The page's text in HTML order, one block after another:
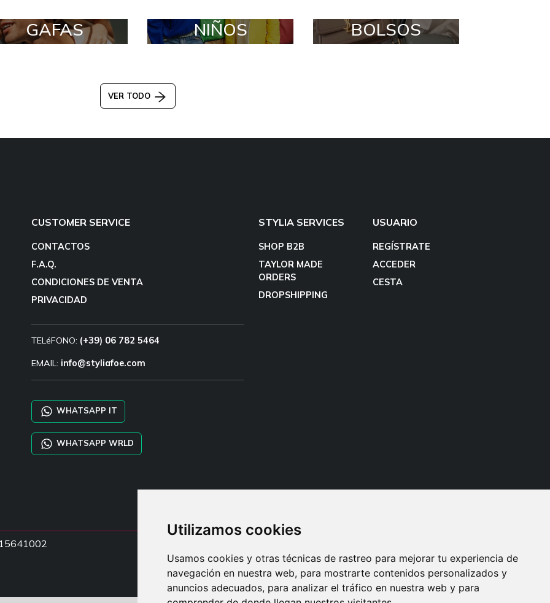
Utilizamos cookies
Usamos cookies y otras técnicas de rastreo para mejorar tu experiencia de
navegación en nuestra web, para mostrarte contenidos personalizados y
anuncios adecuados, para analizar el tráfico en nuestra web y para
GAFAS NIÑOS BOLSOS
VER TODO
CUSTOMER SERVICE
CONTACTOS
F.A.Q.
CONDICIONES DE VENTA
PRIVACIDAD
TELéFONO: (+39) 06 782 5464
EMAIL: info@styliafoe.com
WHATSAPP IT
WHATSAPP WRLD
STYLIA SERVICES
SHOP B2B
TAYLOR MADE
ORDERS
DROPSHIPPING
USUARIO
REGÍSTRATE
ACCEDER
CESTA